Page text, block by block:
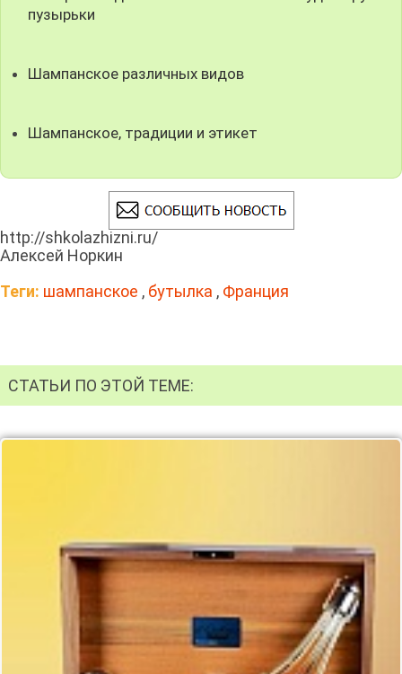
пузырьки
Шампанское различных видов
Шампанское, традиции и этикет
http://shkolazhizni.ru/
Алексей Норкин
Теги: шампанское , бутылка , Франция
СТАТЬИ ПО ЭТОЙ ТЕМЕ: